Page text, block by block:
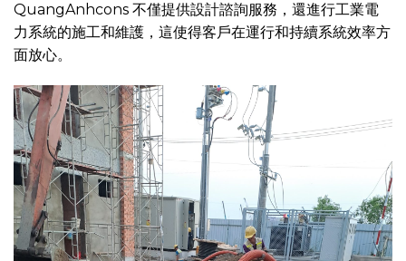
QuangAnhcons 不僅提供設計諮詢服務，還進行工業電
力系統的施工和維護，這使得客戶在運行和持續系統效率方
面放心。